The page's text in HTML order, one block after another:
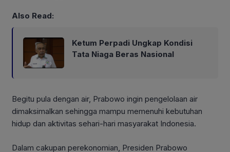
Also Read:
Ketum Perpadi Ungkap Kondisi
Tata Niaga Beras Nasional
Begitu pula dengan air, Prabowo ingin pengelolaan air
dimaksimalkan sehingga mampu memenuhi kebutuhan
hidup dan aktivitas sehari-hari masyarakat Indonesia.
Dalam cakupan perekonomian, Presiden Prabowo